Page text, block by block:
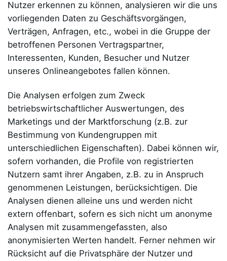
Nutzer erkennen zu können, analysieren wir die uns
vorliegenden Daten zu Geschäftsvorgängen,
Verträgen, Anfragen, etc., wobei in die Gruppe der
betroffenen Personen Vertragspartner,
Interessenten, Kunden, Besucher und Nutzer
unseres Onlineangebotes fallen können.
Die Analysen erfolgen zum Zweck
betriebswirtschaftlicher Auswertungen, des
Marketings und der Marktforschung (z.B. zur
Bestimmung von Kundengruppen mit
unterschiedlichen Eigenschaften). Dabei können wir,
sofern vorhanden, die Profile von registrierten
Nutzern samt ihrer Angaben, z.B. zu in Anspruch
genommenen Leistungen, berücksichtigen. Die
Analysen dienen alleine uns und werden nicht
extern offenbart, sofern es sich nicht um anonyme
Analysen mit zusammengefassten, also
anonymisierten Werten handelt. Ferner nehmen wir
Rücksicht auf die Privatsphäre der Nutzer und